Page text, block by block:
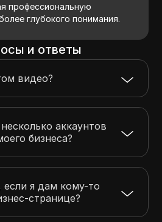
профессиональную
глубокого понимания.
и ответы
видео?
аккаунтов
бизнеса?
если я дам кому-то
странице?